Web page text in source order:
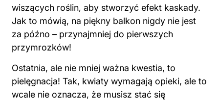
wiszących roślin, aby stworzyć efekt kaskady.
Jak to mówią, na piękny balkon nigdy nie jest
za późno – przynajmniej do pierwszych
przymrozków!
Ostatnia, ale nie mniej ważna kwestia, to
pielęgnacja! Tak, kwiaty wymagają opieki, ale to
wcale nie oznacza, że musisz stać się